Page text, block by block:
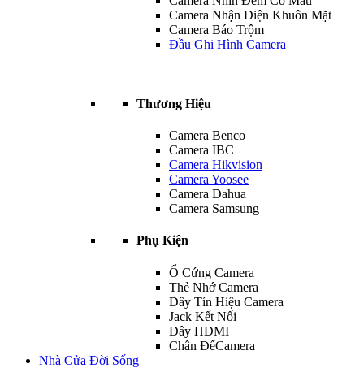
Camera Nhận Diện Khuôn Mặt
Camera Báo Trộm
Đầu Ghi Hình Camera
Thương Hiệu
Camera Benco
Camera IBC
Camera Hikvision
Camera Yoosee
Camera Dahua
Camera Samsung
Phụ Kiện
Ổ Cứng Camera
Thẻ Nhớ Camera
Dây Tín Hiệu Camera
Jack Kết Nối
Dây HDMI
Chân ĐếCamera
Nhà Cửa Đời Sống